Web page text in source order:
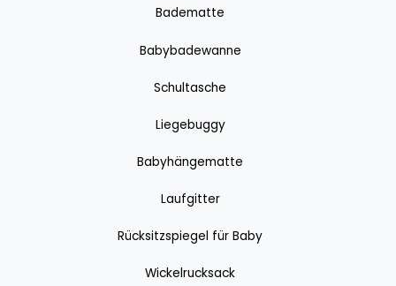
Badematte
Babybadewanne
Schultasche
Liegebuggy
Babyhängematte
Laufgitter
Rücksitzspiegel für Baby
Wickelrucksack